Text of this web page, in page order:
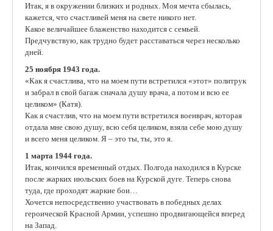
Итак, я в окружении близких и родных. Моя мечта сбылась,
кажется, что счастливей меня на свете никого нет.
Какое величайшее блаженство находится с семьей.
Предчувствую, как трудно будет расставаться через несколько
дней.
25 ноября 1943 года.
«Как я счастлива, что на моем пути встретился «этот» политрук
и забрал в свой багаж сначала душу врача, а потом и всю ее
целиком» (Катя).
Как я счастлив, что на моем пути встретился военврач, которая
отдала мне свою душу, всю себя целиком, взяла себе мою душу
и всего меня целиком. Я – это ты, ты, это я.
1 марта 1944 года.
Итак, кончился временный отдых. Полгода находился в Курске
после жарких июльских боев на Курской дуге. Теперь снова
туда, где проходят жаркие бои…
Хочется непосредственно участвовать в победных делах
героической Красной Армии, успешно продвигающейся вперед
на Запад.